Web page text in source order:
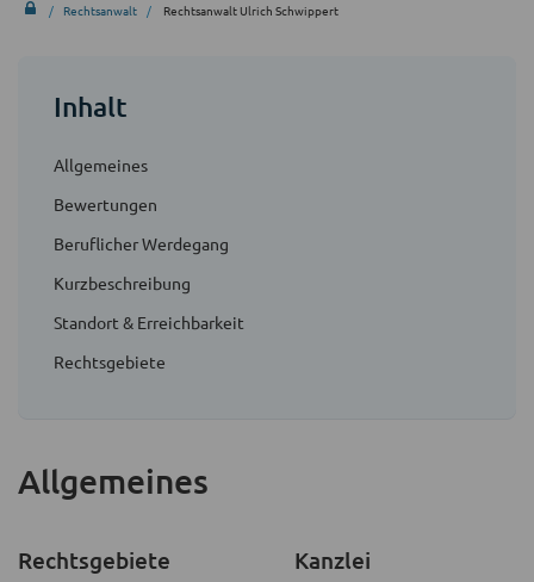
Rechtsanwalt Rechtsanwalt Ulrich Schwippert
Inhalt
Allgemeines
Bewertungen
Beruflicher Werdegang
Kurzbeschreibung
Standort & Erreichbarkeit
Rechtsgebiete
Allgemeines
Rechtsgebiete Kanzlei